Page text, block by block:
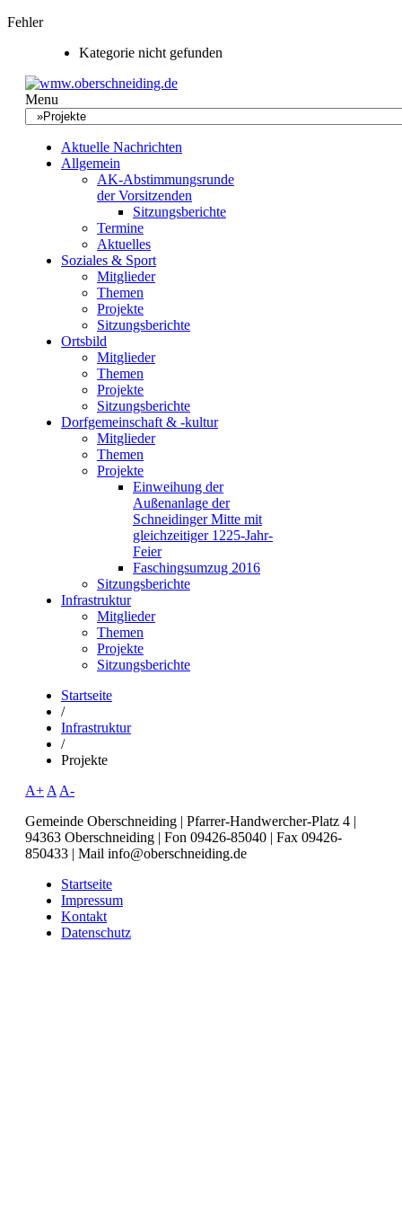
Fehler
Kategorie nicht gefunden
Menu
Aktuelle Nachrichten
Allgemein
AK-Abstimmungsrunde
der Vorsitzenden
Sitzungsberichte
Termine
Aktuelles
Soziales & Sport
Mitglieder
Themen
Projekte
Sitzungsberichte
Ortsbild
Mitglieder
Themen
Projekte
Sitzungsberichte
Dorfgemeinschaft & -kultur
Mitglieder
Themen
Projekte
Einweihung der
Außenanlage der
Schneidinger Mitte mit
gleichzeitiger 1225-Jahr-
Feier
Faschingsumzug 2016
Sitzungsberichte
Infrastruktur
Mitglieder
Themen
Projekte
Sitzungsberichte
Startseite
/
Infrastruktur
/
Projekte
A+ A A-
Gemeinde Oberschneiding | Pfarrer-Handwercher-Platz 4 |
94363 Oberschneiding | Fon 09426-85040 | Fax 09426-
850433 | Mail info@oberschneiding.de
Startseite
Impressum
Kontakt
Datenschutz